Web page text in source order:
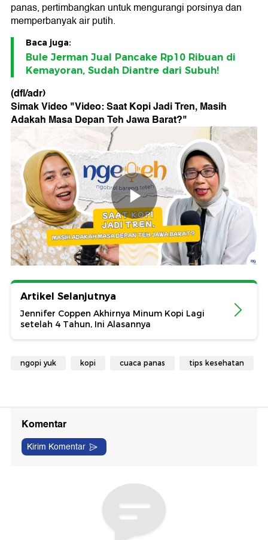
panas, pertimbangkan untuk mengurangi porsinya dan
memperbanyak air putih.
Baca juga:
Bule Jerman Jual Pancake Rp10 Ribuan di
Kemayoran, Sudah Diantre dari Subuh!
(dfl/adr)
Simak Video "Video: Saat Kopi Jadi Tren, Masih
Adakah Masa Depan Teh Jawa Barat?"
Artikel Selanjutnya
Jennifer Coppen Akhirnya Minum Kopi Lagi
setelah 4 Tahun, Ini Alasannya
ngopi yuk kopi cuaca panas tips kesehatan